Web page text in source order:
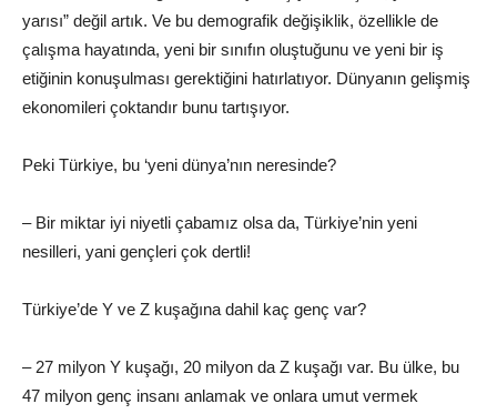
yarısı” değil artık. Ve bu demografik değişiklik, özellikle de
çalışma hayatında, yeni bir sınıfın oluştuğunu ve yeni bir iş
etiğinin konuşulması gerektiğini hatırlatıyor. Dünyanın gelişmiş
ekonomileri çoktandır bunu tartışıyor.
Peki Türkiye, bu ‘yeni dünya’nın neresinde?
– Bir miktar iyi niyetli çabamız olsa da, Türkiye’nin yeni
nesilleri, yani gençleri çok dertli!
Türkiye’de Y ve Z kuşağına dahil kaç genç var?
– 27 milyon Y kuşağı, 20 milyon da Z kuşağı var. Bu ülke, bu
47 milyon genç insanı anlamak ve onlara umut vermek